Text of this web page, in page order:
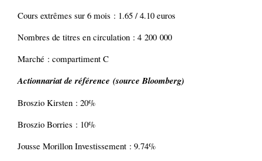
Cours extrêmes sur 6 mois : 1.65 / 4.10 euros
Nombres de titres en circulation : 4 200 000
Marché : compartiment C
Actionnariat de référence (source Bloomberg)
Broszio Kirsten : 20%
Broszio Borries : 10%
Jousse Morillon Investissement : 9.74%